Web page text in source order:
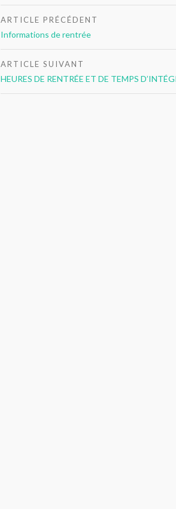
Navigation
de
l’article
ARTICLE PRÉCÉDENT
Informations de rentrée
ARTICLE SUIVANT
HEURES DE RENTRÉE ET DE TEMPS